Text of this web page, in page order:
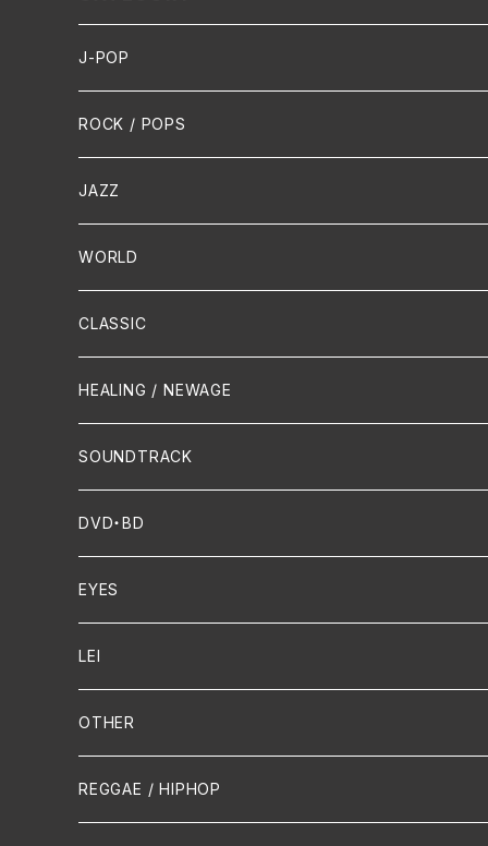
J-POP
HR/HM
演歌 / 歌謡曲
PUNK/HARDCORE
Hip-Hop/Dancehall Reggae
ROCK / POPS
Oldies
HR/HM
JAZZ
Vocal
Piano
Crossover / Fusion
Dixie / New Orleans
FUNK
WORLD
HAWAIIAN
Chanson
CLASSIC
Piano
Flute
Violin
Cello
Guitar / Ukulele
Mandolin
声楽
HEALING / NEWAGE
SOUNDTRACK
DVD・BD
EYES
LEI
OTHER
REGGAE / HIPHOP